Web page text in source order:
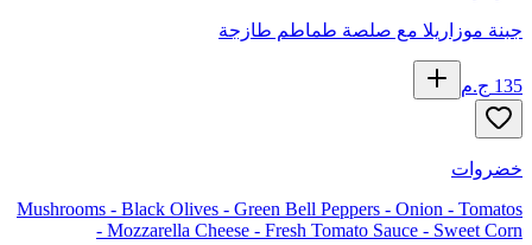
جبنة موزاريلا مع صلصة طماطم طازجة
135 ج.م
خضروات
Mushrooms - Black Olives - Green Bell Peppers - Onion - Tomatos
- Mozzarella Cheese - Fresh Tomato Sauce - Sweet Corn